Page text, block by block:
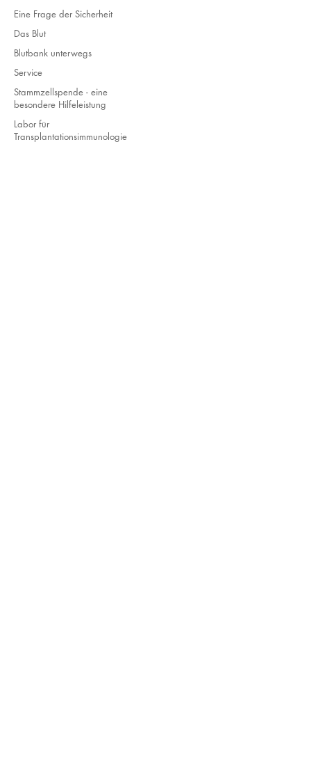
Eine Frage der Sicherheit
Das Blut
Blutbank unterwegs
Service
Stammzellspende - eine
besondere Hilfeleistung
Labor für
Transplantationsimmunologie